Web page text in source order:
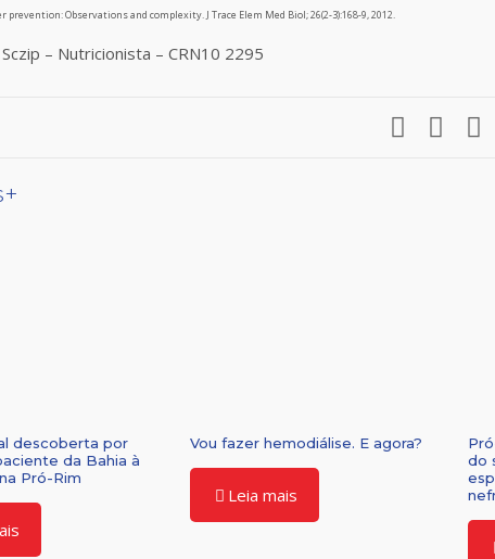
prevention: Observations and complexity. J Trace Elem Med Biol; 26(2-3):168-9, 2012.
– Nutricionista – CRN10 2295
descoberta por
da Bahia à
Pró-Rim
Vou fazer hemodiálise. E agora?
Leia mais
do